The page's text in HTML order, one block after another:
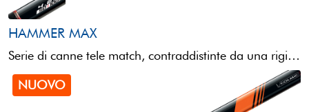
HAMMER MAX
Serie di canne tele match, contraddistinte da una rigidità molto accentuata e da una robustezza estrema, nasce ...
NUOVO